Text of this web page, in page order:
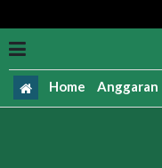
Home Anggaran